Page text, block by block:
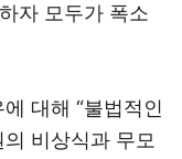
자 모두가 폭소
대해 “불법적인
비상식과 무모